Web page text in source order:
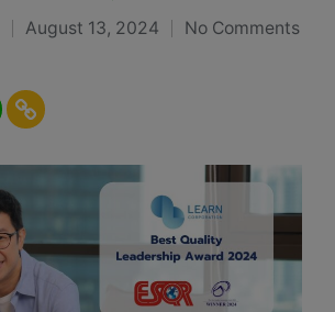
August 13, 2024 No Comments